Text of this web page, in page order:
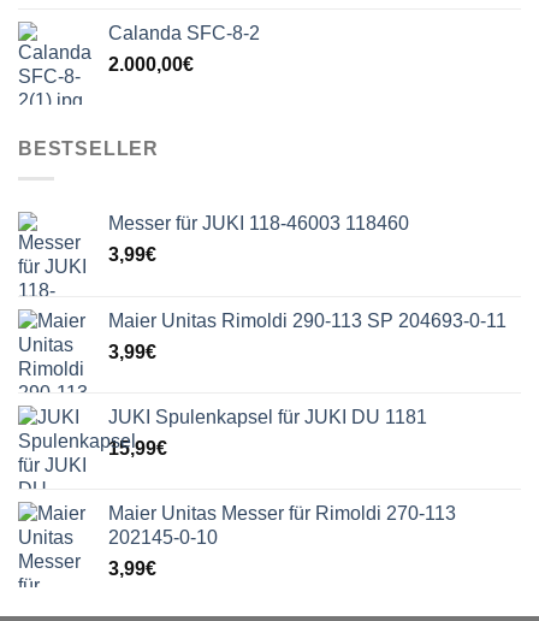
Calanda SFC-8-2
2.000,00€
BESTSELLER
Messer für JUKI 118-46003 118460
3,99€
Maier Unitas Rimoldi 290-113 SP 204693-0-11
3,99€
JUKI Spulenkapsel für JUKI DU 1181
15,99€
Maier Unitas Messer für Rimoldi 270-113
202145-0-10
3,99€